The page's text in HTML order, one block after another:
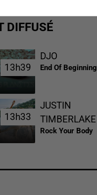
DIFFUSÉ
13h39
13h39
DJO
End Of Beginning
13h33
13h33
JUSTIN
TIMBERLAKE
Rock Your Body